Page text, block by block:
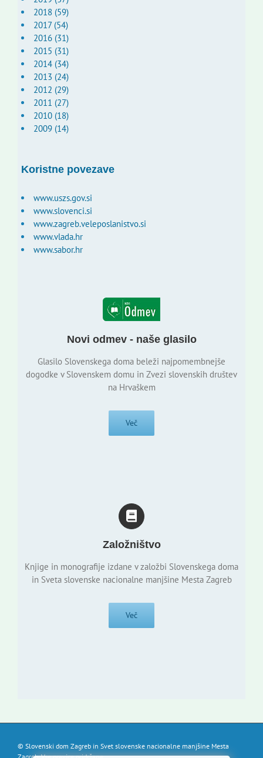
2018 (59)
2017 (54)
2016 (31)
2015 (31)
2014 (34)
2013 (24)
2012 (29)
2011 (27)
2010 (18)
2009 (14)
Koristne povezave
www.uszs.gov.si
www.slovenci.si
www.zagreb.veleposlanistvo.si
www.vlada.hr
www.sabor.hr
Novi odmev - naše glasilo
Glasilo Slovenskega doma beleži najpomembnejše
dogodke v Slovenskem domu in Zvezi slovenskih društev
na Hrvaškem
Več
Založništvo
Knjige in monografije izdane v založbi Slovenskega doma
in Sveta slovenske nacionalne manjšine Mesta Zagreb
Več
© Slovenski dom Zagreb in Svet slovenske nacionalne manjšine Mesta